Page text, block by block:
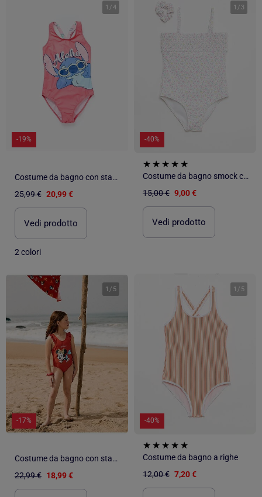
1 /4
-19%
Costume da bagno con stampa Stitch e spalline incrociate
25,99 € 20,99 €
Vedi prodotto
2 colori
1 / 3
-40%
Costume da bagno smock con scrunchie
15,00 € 9,00 €
Vedi prodotto
1 / 5
-17%
Costume da bagno con stampa Minnie e spalline arricciate
22,99 € 18,99 €
1 / 5
-40%
Costume da bagno a righe
12,00 € 7,20 €